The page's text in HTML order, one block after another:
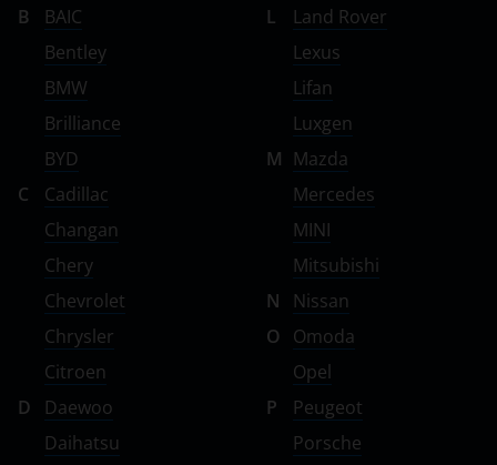
B
BAIC
Bentley
BMW
Brilliance
BYD
C
Cadillac
Changan
Chery
Chevrolet
Chrysler
Citroen
D
Daewoo
Daihatsu
L
Land Rover
Lexus
Lifan
Luxgen
M Mazda
Mercedes
MINI
Mitsubishi
N
Nissan
O
Omoda
Opel
P
Peugeot
Porsche